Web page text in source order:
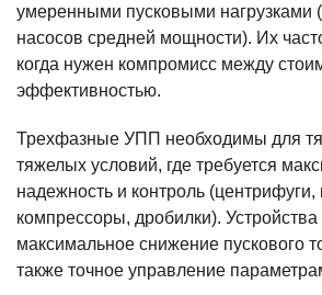
умеренными пусковыми нагрузками
насосов средней мощности). Их
когда нужен компромисс между
эффективностью.
Трехфазные УПП необходимы для
тяжелых условий, где требуется
надежность и контроль
компрессоры, дробилки).
максимальное снижение пускового
также точное управление